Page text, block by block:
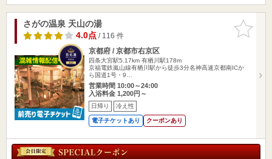
お気に入
りに追加
さがの温泉 天山の湯
4.0点/ 116 件
京都府 / 京都市右京区
四条大宮駅5.17km 有栖川駅178m
京福電鉄嵐山線有栖川駅から徒歩3分名神高速京都南ICか
ら国道1号・9…
営業時間 10:00～24:00
入浴料金 1,200円～
日帰り 冷え性
電子チケットあり クーポンあり